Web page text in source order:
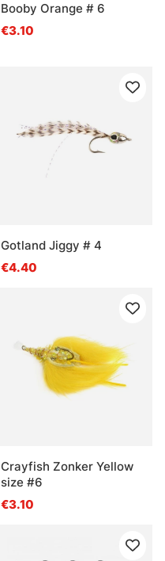
Booby Orange # 6
€3.10
Gotland Jiggy # 4
€4.40
Crayfish Zonker Yellow
size #6
€3.10